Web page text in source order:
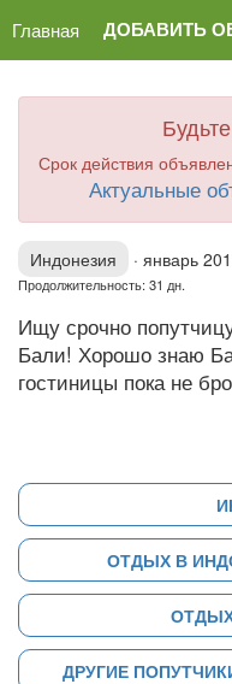
Главная ДОБАВИТЬ
Срок действия
Актуальные
Индонезия · январь
Продолжительность: 31 дн.
Ищу срочно
Бали! Хорошо знаю
гостиницы пока не
ОТДЫХ В
ДРУГИЕ